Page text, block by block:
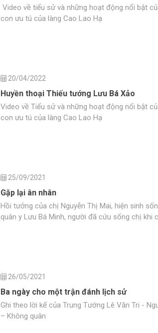
Video về tiểu sử và những hoạt động nổi bật
con ưu tú của làng Cao Lao Hạ
20/04/2022
Huyền thoại Thiếu tướng Lưu Bá Xảo
Video về Tiểu sử và những hoạt động nổi bật
con ưu tú của làng Cao Lao Hạ
25/09/2021
Gặp lại ân nhân
Hồi tưởng của chị Nguyễn Thị Mai, hiện sinh
quân y Lưu Bá Minh, người đã cứu sống chị khi
26/05/2021
Ba ngày cho một trận đánh lịch sử
Ghi theo lời kể của Trung Tướng Lê Văn Tri -
– Không quân